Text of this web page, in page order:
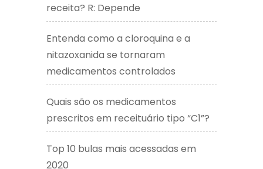
receita? R: Depende
Entenda como a cloroquina e a
nitazoxanida se tornaram
medicamentos controlados
Quais são os medicamentos
prescritos em receituário tipo “C1”?
Top 10 bulas mais acessadas em
2020